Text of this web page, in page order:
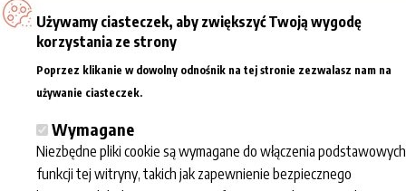
Zatoka Sportu
Akademickie Centrum
Sportowo-Dydaktyczne
Politechniki Łódzkiej
Al. Politechniki 10
tel.: +48 42 631 29 77/78
Współpraca
Dla mediów
Informacje
Regulaminy
Zatoka sportu
O nas
Używamy ciasteczek, aby zwiększyć Twoją wygodę
korzystania ze strony
Poprzez klikanie w dowolny odnośnik na tej stronie zezwalasz nam na
używanie ciasteczek.
Wymagane
Niezbędne pliki cookie są wymagane do włączenia podstawowych
funkcji tej witryny, takich jak zapewnienie bezpiecznego